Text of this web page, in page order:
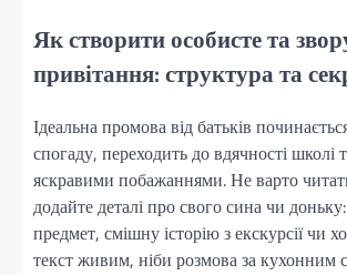
Як створити особисте та
привітання: структура та
Ідеальна промова від батьків
спогаду, переходить до вдячності школі
яскравими побажаннями. Не варто
додайте деталі про свого сина чи
предмет, смішну історію з екскурсії чи
текст живим, ніби розмова за кухонним